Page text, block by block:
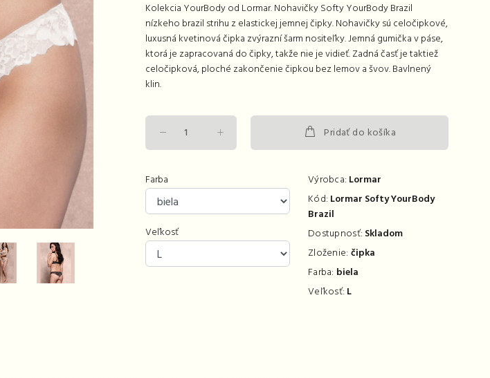
Kolekcia YourBody od Lormar. Nohavičky Softy YourBody Brazil
nízkeho brazil strihu z elastickej jemnej čipky. Nohavičky sú celočipkové,
luxusná kvetinová čipka zvýrazní šarm nositeľky. Jemná gumička v páse,
ktorá je zapracovaná do čipky, takže nie je vidieť. Zadná časť je taktiež
celočipková, ploché zakončenie čipkou bez lemov a švov. Bavlnený
klin.
Pridať do košíka
Farba
Veľkosť
Výrobca: Lormar
Kód: Lormar Softy YourBody
Brazil
Dostupnosť: Skladom
Zloženie: čipka
Farba: biela
Veľkosť: L